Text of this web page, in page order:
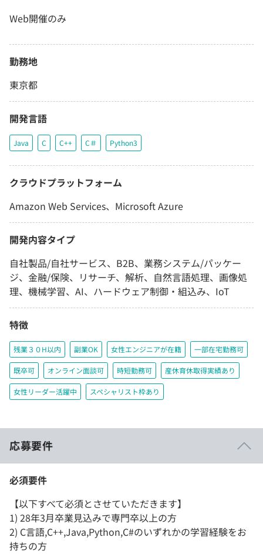
Web開催のみ
勤務地
東京都
開発言語
Java C C++ C＃ Python3
クラウドプラットフォーム
Amazon Web Services、Microsoft Azure
開発内容タイプ
自社製品/自社サービス、B2B、業務システム/パッケー
ジ、金融/保険、リサーチ、解析、自然言語処理、画像処
理、機械学習、AI、ハードウェア制御・組込み、IoT
特徴
残業３０H以内 副業OK 女性エンジニアが在籍 一部在宅勤務可
既卒可 オンライン面談可 時短勤務可 産休育休取得実績あり
女性リーダー活躍中 スペシャリスト枠あり
応募要件
必須要件
【以下すべて必須とさせていただきます】
1) 28年3月卒業見込みで専門卒以上の方
2) C言語,C++,Java,Python,C#のいずれかの学習経験をお
持ちの方